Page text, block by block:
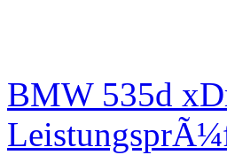
BMW 535d